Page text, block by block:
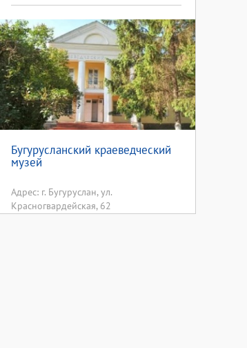
Бугурусланский краеведческий
музей
Адрес: г. Бугуруслан, ул.
Красногвардейская, 62